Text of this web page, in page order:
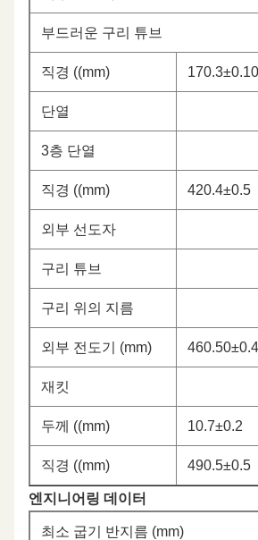
부드러운 구리 튜브
직경 ((mm) 170.3±0.10
단열
3층 단열
직경 ((mm) 420.4±0.5
외부 선도자
구리 튜브
구리 위의 지름
외부 전도기 (mm) 460.50±0.4
재킷
두께 ((mm) 10.7±0.2
직경 ((mm) 490.5±0.5
엔지니어링 데이터
최소 굽기 반지름 (mm)